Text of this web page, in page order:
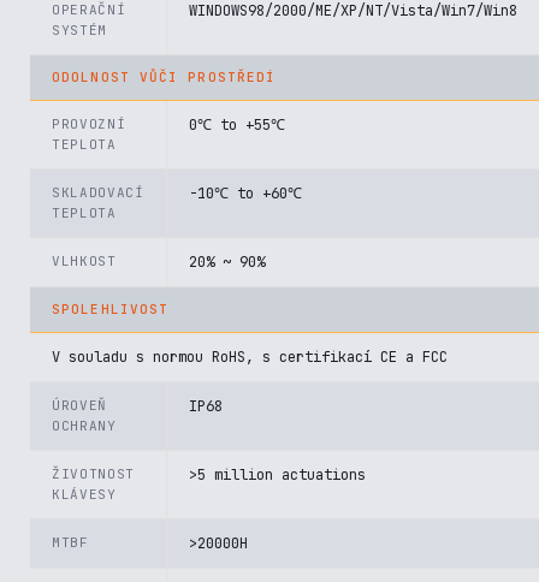
OPERAČNÍ
SYSTÉM
WINDOWS98/2000/ME/XP/NT/Vista/Win7/Win8
ODOLNOST VŮČI PROSTŘEDÍ
PROVOZNÍ
TEPLOTA
0℃ to +55℃
SKLADOVACÍ
TEPLOTA
-10℃ to +60℃
VLHKOST 20% ~ 90%
SPOLEHLIVOST
V souladu s normou RoHS, s certifikací CE a FCC
ÚROVEŇ
OCHRANY
IP68
ŽIVOTNOST
KLÁVESY
>5 million actuations
MTBF >20000H